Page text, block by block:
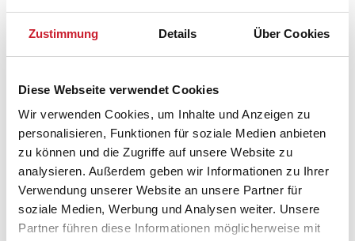
Zustimmung Details Über Cookies
Diese Webseite verwendet Cookies
Wir verwenden Cookies, um Inhalte und Anzeigen zu
personalisieren, Funktionen für soziale Medien anbieten
zu können und die Zugriffe auf unsere Website zu
analysieren. Außerdem geben wir Informationen zu Ihrer
Verwendung unserer Website an unsere Partner für
soziale Medien, Werbung und Analysen weiter. Unsere
Partner führen diese Informationen möglicherweise mit
9990 Skagen